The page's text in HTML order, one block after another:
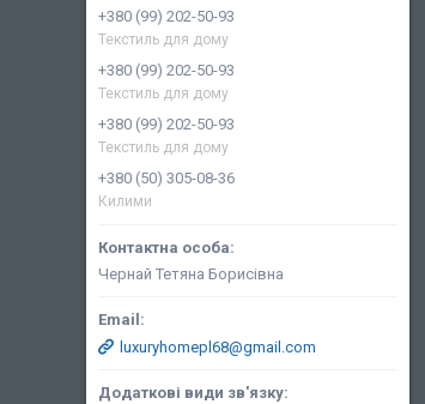
+380 (99) 202-50-93
Текстиль для дому
+380 (99) 202-50-93
Текстиль для дому
+380 (99) 202-50-93
Текстиль для дому
+380 (50) 305-08-36
Килими
Чернай Тетяна Борисівна
luxuryhomepl68@gmail.com